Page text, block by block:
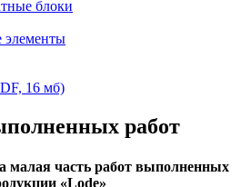
блоки
элементы
16 мб)
работ
малая часть работ выполненных
«Lode»